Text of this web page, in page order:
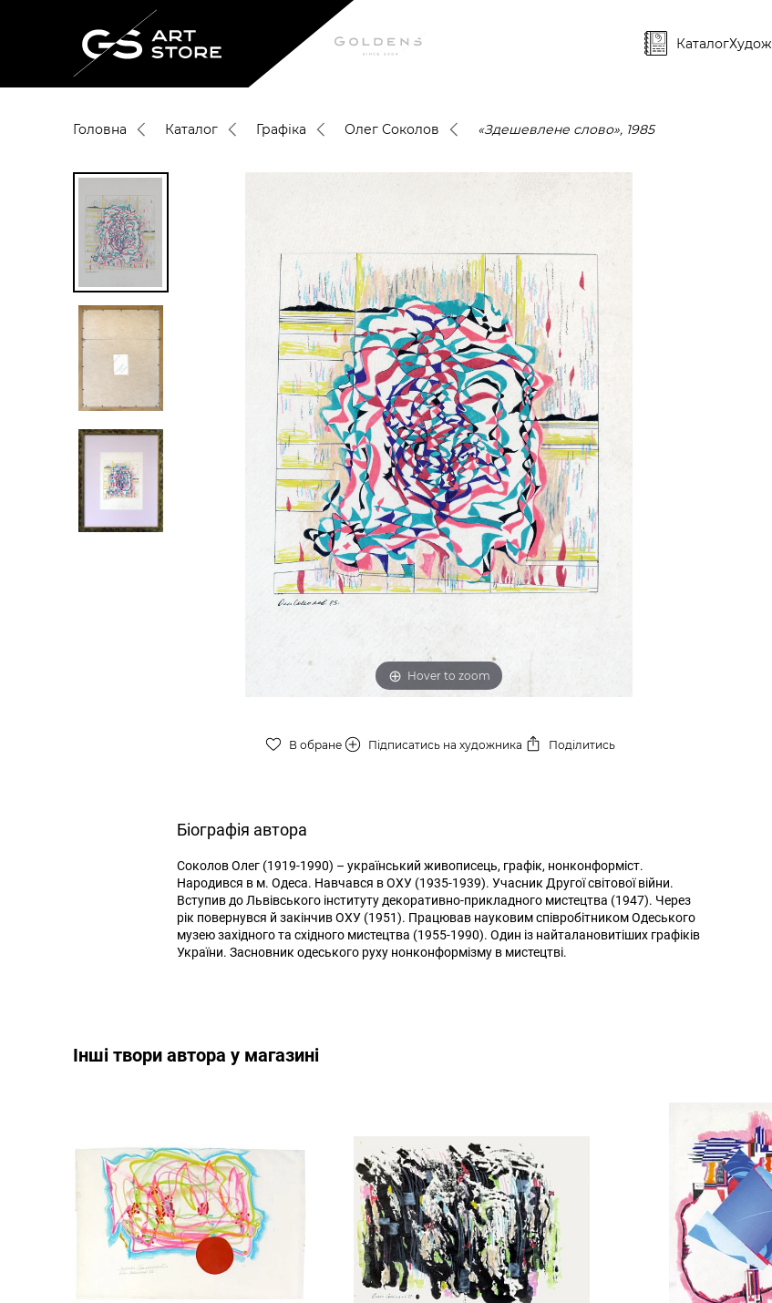
Каталог
Головна Каталог Графіка Олег Соколов «Здешевлене слово», 1985
Hover to zoom
В обране Підписатись на художника Поділитись
Біографія автора
Соколов Олег (1919-1990) – український живописець, графік, нонконформіст.
Народився в м. Одеса. Навчався в ОХУ (1935-1939). Учасник Другої світової війни.
Вступив до Львівського інституту декоративно-прикладного мистецтва (1947). Через
рік повернувся й закінчив ОХУ (1951). Працював науковим співробітником Одеського
музею західного та східного мистецтва (1955-1990). Один із найталановитіших графіків
України. Засновник одеського руху нонконформізму в мистецтві.
Інші твори автора у магазині